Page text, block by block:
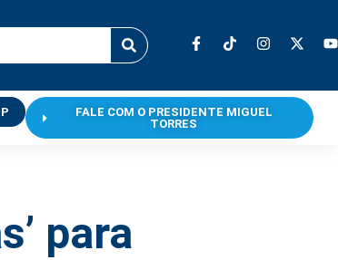
FALE COM O PRESIDENTE MIGUEL
TORRES
para